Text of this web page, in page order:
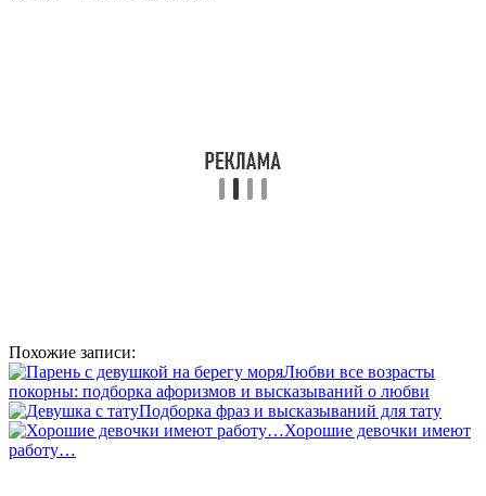
Похожие записи:
Любви все возрасты
покорны: подборка афоризмов и высказываний о любви
Подборка фраз и высказываний для тату
Хорошие девочки имеют
работу…